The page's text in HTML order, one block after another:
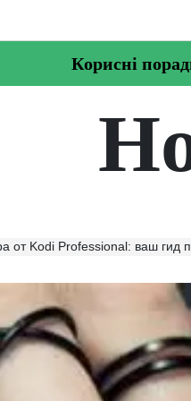
Корисні
Kodi Professional: ваш гид по